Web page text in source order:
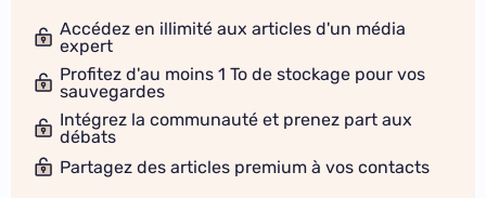
Accédez en illimité aux articles d'un média
expert
Profitez d'au moins 1 To de stockage pour vos
sauvegardes
Intégrez la communauté et prenez part aux
débats
Partagez des articles premium à vos contacts